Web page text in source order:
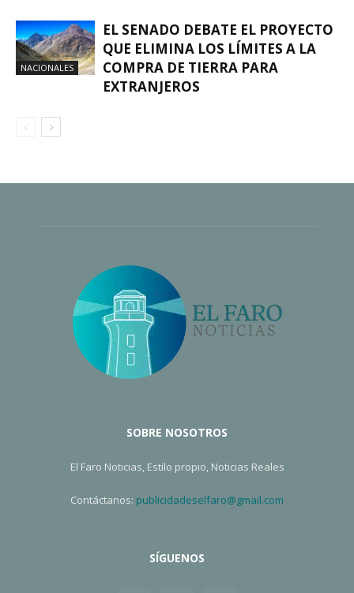
NACIONALES
EL SENADO DEBATE EL PROYECTO
QUE ELIMINA LOS LÍMITES A LA
COMPRA DE TIERRA PARA
EXTRANJEROS
SOBRE NOSOTROS
El Faro Noticias, Estilo propio, Noticias Reales
Contáctanos: publicidadeselfaro@gmail.com
SÍGUENOS